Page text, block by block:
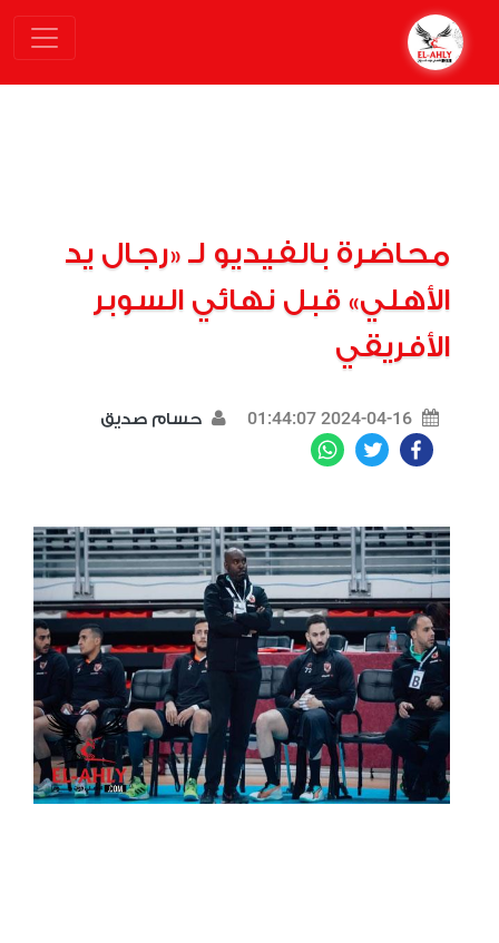
محاضرة بالفيديو لـ «رجال يد
الأهلي» قبل نهائي السوبر
الأفريقي
2024-04-16 01:44:07 حسام صديق
Facebook
Twitter